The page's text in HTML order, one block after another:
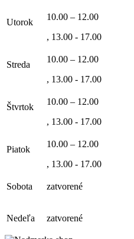
Utorok
10.00 – 12.00
, 13.00 - 17.00
Streda
10.00 – 12.00
, 13.00 - 17.00
Štvrtok
10.00 – 12.00
, 13.00 - 17.00
Piatok
10.00 – 12.00
, 13.00 - 17.00
Sobota zatvorené
Nedeľa zatvorené